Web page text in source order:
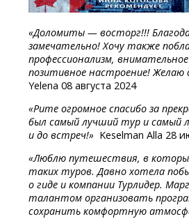
«Доломиты — восторг!!!
замечательно! Хочу также
профессионализм,
позитивное настроение! Желаю
Yelena 08 августа 2024
«Рите огромное спасибо за
был самый лучший тур и самый
и до встреч!» Keselman Alla 28
«Люблю путешествия, в
таких туров. Давно хотела
о гиде и компании Турлидер.
талантом организовать
сохранить комфортную